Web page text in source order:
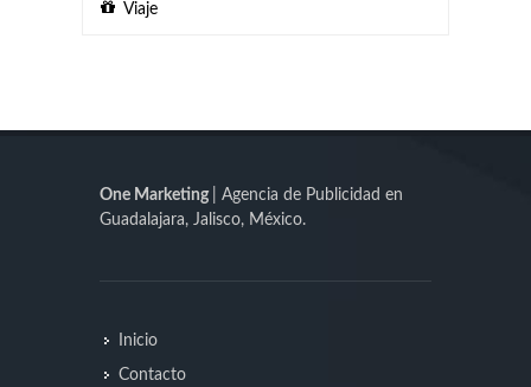
Viaje
One Marketing
| Agencia de Publicidad en
Guadalajara, Jalisco, México.
Inicio
Contacto